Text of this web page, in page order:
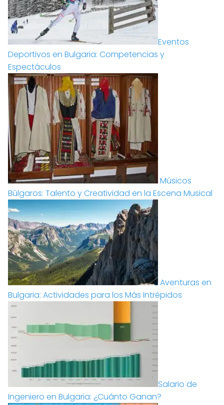
Eventos
Deportivos en Bulgaria: Competencias y
Espectáculos
Músicos
Búlgaros: Talento y Creatividad en la Escena Musical
Aventuras en
Bulgaria: Actividades para los Más Intrépidos
Salario de
Ingeniero en Bulgaria: ¿Cuánto Ganan?